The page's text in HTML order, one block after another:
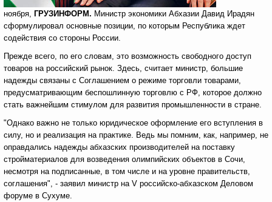
ноября, ГРУЗИНФОРМ. Министр экономики Абхазии Давид Ирадян
сформулировал основные позиции, по которым Республика ждет
содействия со стороны России.
Прежде всего, по его словам, это возможность свободного доступ
товаров на российский рынок. Здесь, считает министр, большие
надежды связаны с Соглашением о режиме торговли товарами,
предусматривающим беспошлинную торговлю с РФ, которое должно
стать важнейшим стимулом для развития промышленности в стране.
"Однако важно не только юридическое оформление его вступления в
силу, но и реализация на практике. Ведь мы помним, как, например, не
оправдались надежды абхазских производителей на поставку
стройматериалов для возведения олимпийских объектов в Сочи,
несмотря на подписанные, в том числе и на уровне правительств,
соглашения", - заявил министр на V российско-абхазском Деловом
форуме в Сухуме.